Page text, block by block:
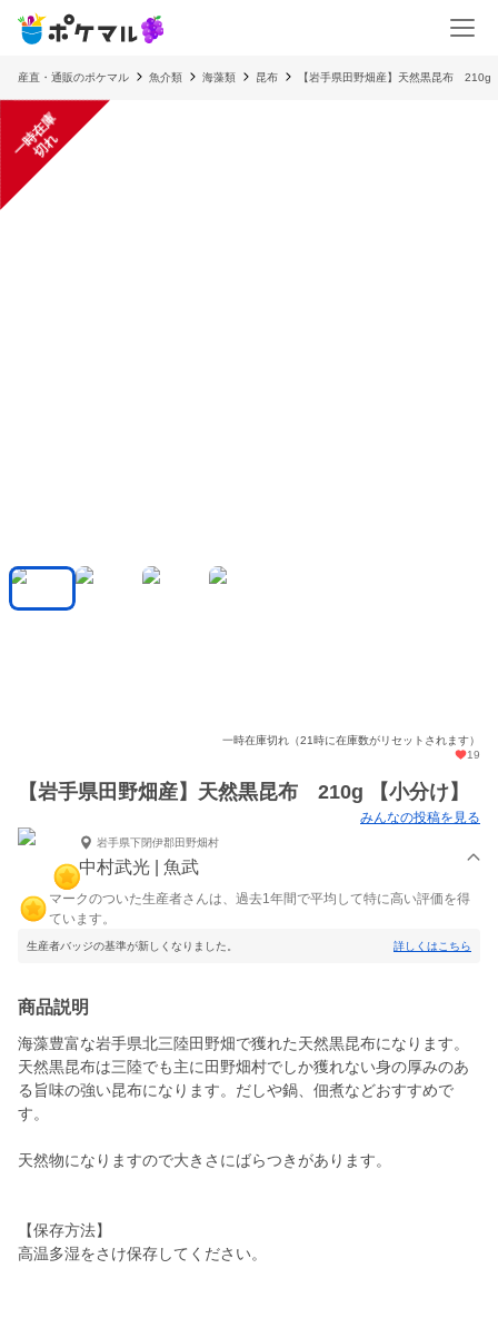
産直・通販のポケマル 魚介類 海藻類 昆布 【岩手県田野畑産】天然黒昆布 210g
一
時
在
庫
切
れ
一時在庫切れ（21時に在庫数がリセットされます）
19
【岩手県田野畑産】天然黒昆布 210g 【小分け】
みんなの投稿を見る
岩手県下閉伊郡田野畑村
中村武光 | 魚武
マークのついた生産者さんは、過去1年間で平均して特に高い評価を得
ています。
生産者バッジの基準が新しくなりました。 詳しくはこちら
商品説明
海藻豊富な岩手県北三陸田野畑で獲れた天然黒昆布になります。
天然黒昆布は三陸でも主に田野畑村でしか獲れない身の厚みのあ
る旨味の強い昆布になります。だしや鍋、佃煮などおすすめで
す。
天然物になりますので大きさにばらつきがあります。
【保存方法】
高温多湿をさけ保存してください。